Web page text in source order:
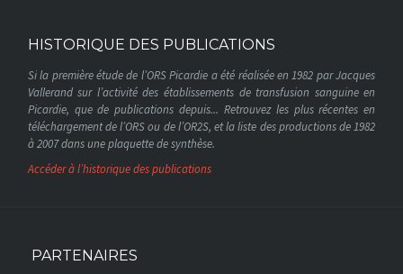
HISTORIQUE DES PUBLICATIONS
Si la première étude de l’ORS Picardie a été réalisée en 1982 par Jacques
Vallerand sur l’activité des établissements de transfusion sanguine en
Picardie, que de publications depuis... Retrouvez les plus récentes en
téléchargement de l’ORS ou de l’OR2S, et la liste des productions de 1982
à 2007 dans une plaquette de synthèse.
Accéder à l’historique des publications
PARTENAIRES